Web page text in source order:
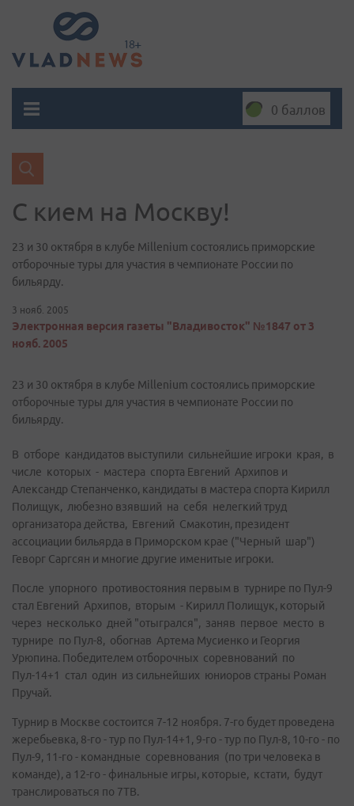
0 баллов
С кием на Москву!
23 и 30 октября в клубе Millenium состоялись приморские
отборочные туры для участия в чемпионате России по
бильярду.
3 нояб. 2005
Электронная версия газеты "Владивосток" №1847 от 3
нояб. 2005
23 и 30 октября в клубе Millenium состоялись приморские
отборочные туры для участия в чемпионате России по
бильярду.
В отборе кандидатов выступили сильнейшие игроки края, в
числе которых - мастера спорта Евгений Архипов и
Александр Степанченко, кандидаты в мастера спорта Кирилл
Полищук, любезно взявший на себя нелегкий труд
организатора действа, Евгений Смакотин, президент
ассоциации бильярда в Приморском крае ("Черный шар")
Геворг Саргсян и многие другие именитые игроки.
После упорного противостояния первым в турнире по Пул-9
стал Евгений Архипов, вторым - Кирилл Полищук, который
через несколько дней "отыгрался", заняв первое место в
турнире по Пул-8, обогнав Артема Мусиенко и Георгия
Урюпина. Победителем отборочных соревнований по
Пул-14+1 стал один из сильнейших юниоров страны Роман
Пручай.
Турнир в Москве состоится 7-12 ноября. 7-го будет проведена
жеребьевка, 8-го - тур по Пул-14+1, 9-го - тур по Пул-8, 10-го - по
Пул-9, 11-го - командные соревнования (по три человека в
команде), а 12-го - финальные игры, которые, кстати, будут
транслироваться по 7ТВ.